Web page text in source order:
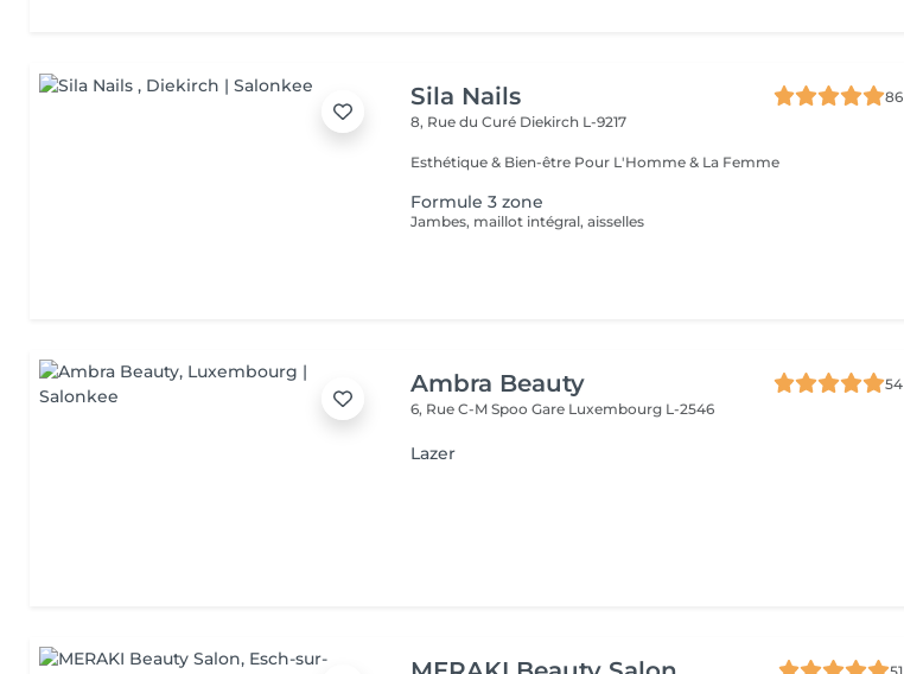
Sila Nails
86
8, Rue du Curé Diekirch L-9217
Esthétique & Bien-être Pour L'Homme & La Femme
Formule 3 zone
Jambes, maillot intégral, aisselles
Ambra Beauty
54
6, Rue C-M Spoo Gare Luxembourg L-2546
Lazer